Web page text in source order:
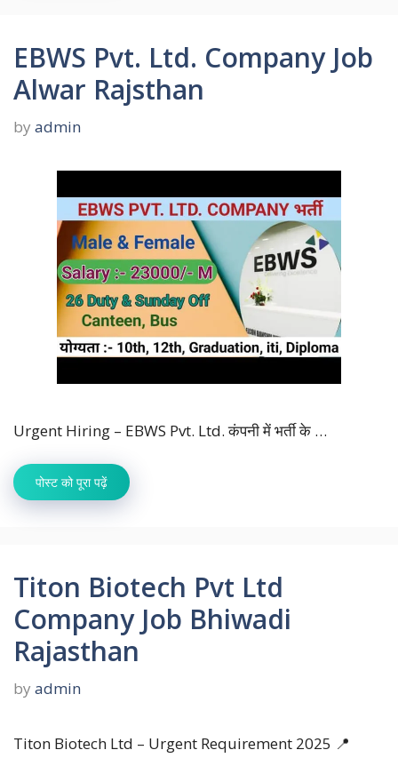
EBWS Pvt. Ltd. Company Job
Alwar Rajsthan
by admin
Urgent Hiring – EBWS Pvt. Ltd. कंपनी में भर्ती के …
पोस्ट को पूरा पढ़ें
Titon Biotech Pvt Ltd
Company Job Bhiwadi
Rajasthan
by admin
Titon Biotech Ltd – Urgent Requirement 2025 📍